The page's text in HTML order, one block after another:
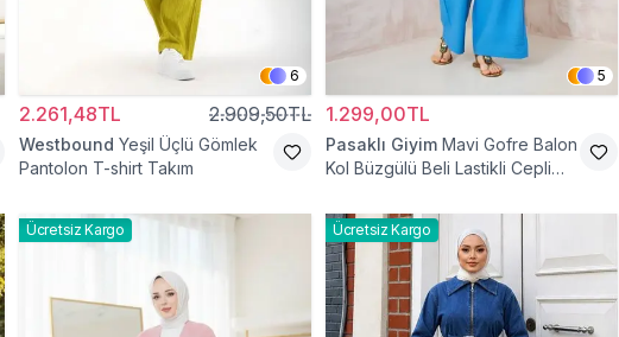
6
2.261,48TL 2.909,50TL
Westbound Yeşil Üçlü Gömlek
Pantolon T-shirt Takım
5
1.299,00TL
Pasaklı Giyim Mavi Gofre Balon
Kol Büzgülü Beli Lastikli Cepli
Ücretsiz Kargo Ücretsiz Kargo